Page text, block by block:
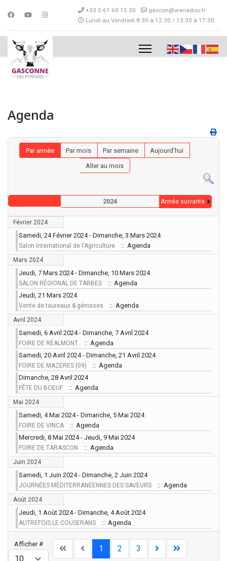
+33 5 61 60 15 30
gascon@wanadoo.fr
Lundi au Vendredi 8:30 à 12:30 / 13:30 à 17:30
Agenda
Par année Par mois Par semaine
Aujourd'hui
Aller au mois
2024 Année suivante
Février 2024
Samedi, 24 Février 2024 - Dimanche, 3 Mars 2024
Salon International de l'Agriculture :: Agenda
Mars 2024
Jeudi, 7 Mars 2024 - Dimanche, 10 Mars 2024
SALON RÉGIONAL DE TARBES
:: Agenda
Jeudi, 21 Mars 2024
Vente de taureaux & génisses :: Agenda
Avril 2024
Samedi, 6 Avril 2024 - Dimanche, 7 Avril 2024
FOIRE DE RÉALMONT
:: Agenda
Samedi, 20 Avril 2024 - Dimanche, 21 Avril 2024
FOIRE DE MAZERES (09)
:: Agenda
Dimanche, 28 Avril 2024
FÊTE DU BOEUF :: Agenda
Mai 2024
Samedi, 4 Mai 2024 - Dimanche, 5 Mai 2024
FOIRE DE VINCA
:: Agenda
Mercredi, 8 Mai 2024 - Jeudi, 9 Mai 2024
FOIRE DE TARASCON :: Agenda
Juin 2024
Samedi, 1 Juin 2024 - Dimanche, 2 Juin 2024
JOURNÉES MÉDITERRANÉENNES DES SAVEURS :: Agenda
Août 2024
Jeudi, 1 Août 2024 - Dimanche, 4 Août 2024
AUTREFOIS LE COUSERANS :: Agenda
Limite de la pagination
Afficher # 1 2 3